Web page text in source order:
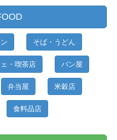
そば・うどん
・喫茶店 パン屋
弁当屋 米穀店
食料品店